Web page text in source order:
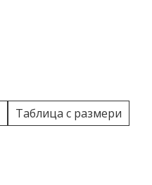
Таблица с размери